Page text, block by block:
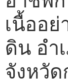
เนื้ออ
ดิน อำ
จังหวั